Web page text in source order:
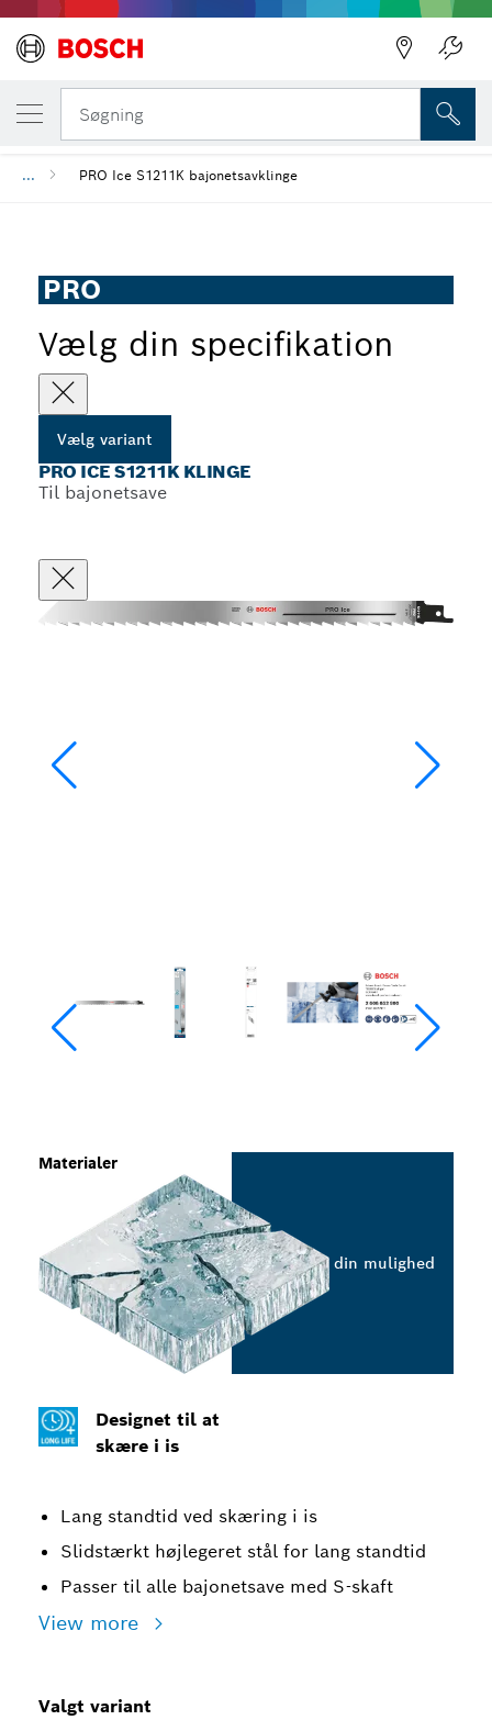
Søgning
... PRO Ice S1211K bajonetsavklinge
PRO
Vælg din specifikation
Vælg variant
PRO ICE S1211K KLINGE
Til bajonetsave
Designet til at
skære i is
Lang standtid ved skæring i is
Slidstærkt højlegeret stål for lang standtid
Passer til alle bajonetsave med S-skaft
View more
Materialer
Vælg din mulighed
Valgt variant
DIN VALGTE VARIANT
PRO Ice S1211K klinge